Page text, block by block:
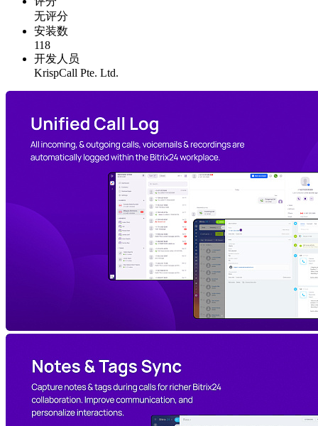
无评分
安装数
118
开发人员
KrispCall Pte. Ltd.